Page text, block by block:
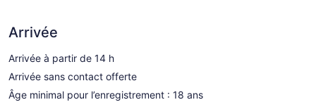
Arrivée
Arrivée à partir de 14 h
Arrivée sans contact offerte
Âge minimal pour l’enregistrement : 18 ans